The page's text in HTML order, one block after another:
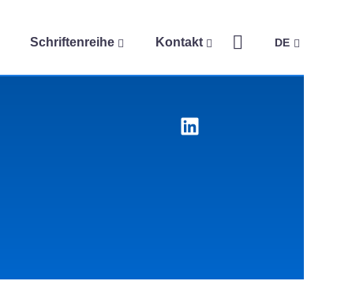
Schriftenreihe Kontakt DE